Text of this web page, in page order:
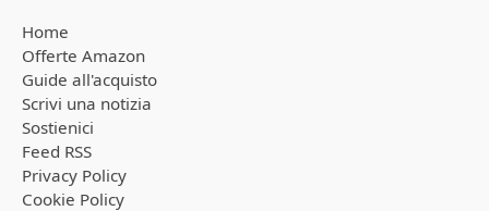
Home
Offerte Amazon
Guide all'acquisto
Scrivi una notizia
Sostienici
Feed RSS
Privacy Policy
Cookie Policy